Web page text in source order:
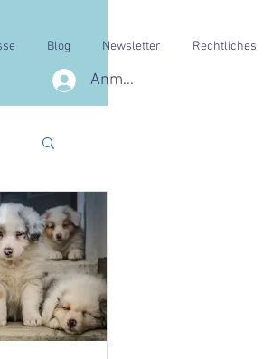
Blog Newsletter Rechtliches
Anmelden